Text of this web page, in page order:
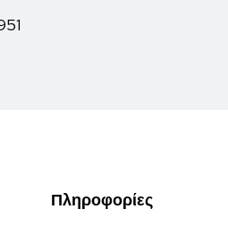
Πληροφορίες